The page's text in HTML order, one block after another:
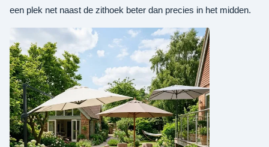
een plek net naast de zithoek beter dan precies in het midden.